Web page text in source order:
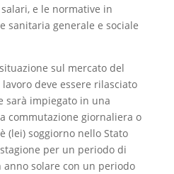
e le normative in
sanitaria generale e sociale
sul mercato del
deve essere rilasciato
sarà impiegato in una
commutazione giornaliera o
(lei) soggiorno nello Stato
per un periodo di
solare con un periodo